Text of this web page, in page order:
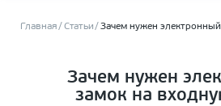
Главная Статьи Зачем нужен
Зачем нужен
замок на